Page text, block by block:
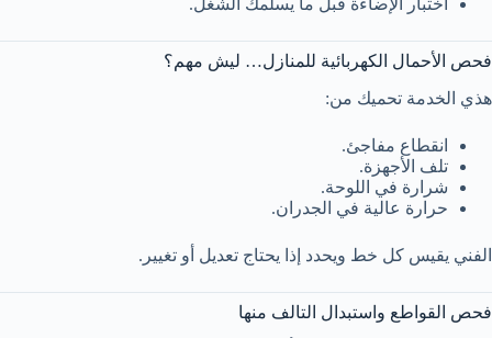
فحص الأحمال الكهربائية للمنازل… ليش مهم؟
هذي الخدمة تحميك من:
انقطاع مفاجئ.
تلف الأجهزة.
شرارة في اللوحة.
حرارة عالية في الجدران.
الفني يقيس كل خط ويحدد إذا يحتاج تعديل أو تغيير.
فحص القواطع واستبدال التالف منها